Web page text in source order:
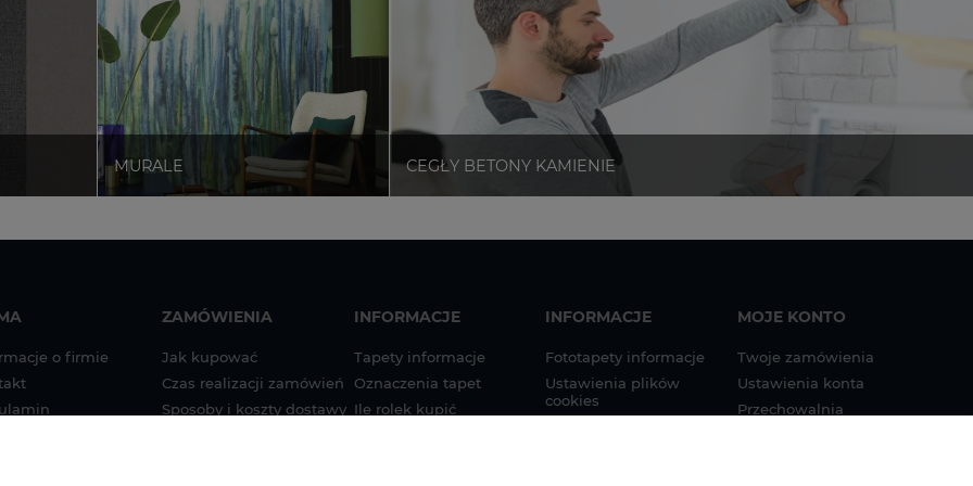
o firmie
ZAMÓWIENIA
Jak kupować
Czas realizacji zamówień
Sposoby i koszty dostawy
INFORMACJE
Tapety informacje
Oznaczenia tapet
Ile rolek kupić
INFORMACJE
Fototapety informacje
Ustawienia plików
cookies
MOJE KONTO
Twoje zamówienia
Ustawienia konta
Przechowalnia